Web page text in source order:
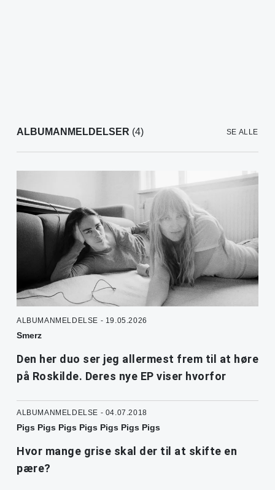
ALBUMANMELDELSER (4) SE ALLE
ALBUMANMELDELSE - 19.05.2026
Smerz
Den her duo ser jeg allermest frem til at høre
på Roskilde. Deres nye EP viser hvorfor
ALBUMANMELDELSE - 04.07.2018
Pigs Pigs Pigs Pigs Pigs Pigs Pigs
Hvor mange grise skal der til at skifte en
pære?